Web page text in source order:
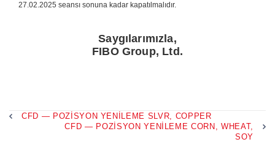
27.02.2025 seansı sonuna kadar kapatılmalıdır.
Saygılarımızla,
FIBO Group, Ltd.
CFD — POZISYON YENILEME SLVR, COPPER
CFD — POZISYON YENILEME CORN, WHEAT,
SOY